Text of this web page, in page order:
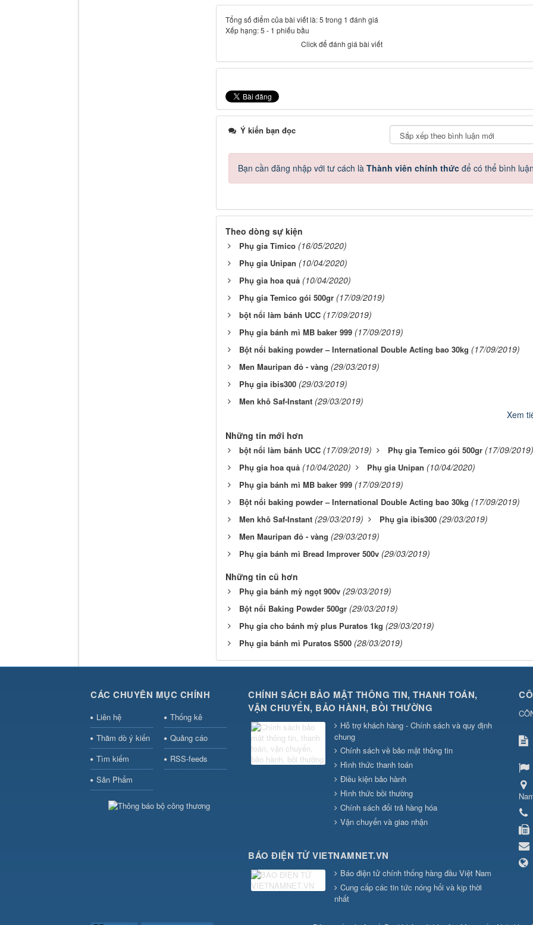
Tổng số điểm của bài viết là: 5 trong 1 đánh giá
Xếp hạng:5 - 1 phiếu bầu
Click để đánh giá bài viết
Ý kiến bạn đọc
Bạn cần đăng nhập với tư cách là Thành viên chính thứcđể có thể bình
Theo dòng sự kiện
Phụ gia Timico (16/05/2020)
Phụ gia Unipan (10/04/2020)
Phụ gia hoa quả (10/04/2020)
Phụ gia Temico gói 500gr (17/09/2019)
bột nổi làm bánh UCC (17/09/2019)
Phụ gia bánh mì MB baker 999 (17/09/2019)
Bột nổi baking powder – International Double Acting bao 30kg (17/09/2019)
Men Mauripan đỏ - vàng (29/03/2019)
Phụ gia ibis300 (29/03/2019)
Men khô Saf-Instant (29/03/2019)
Xem
Những tin mới hơn
bột nổi làm bánh UCC (17/09/2019) Phụ gia Temico gói 500gr (17/09/2019)
Phụ gia hoa quả (10/04/2020) Phụ gia Unipan (10/04/2020)
Phụ gia bánh mì MB baker 999 (17/09/2019)
Bột nổi baking powder – International Double Acting bao 30kg (17/09/2019)
Men khô Saf-Instant (29/03/2019) Phụ gia ibis300 (29/03/2019)
Men Mauripan đỏ - vàng (29/03/2019)
Phụ gia bánh mì Bread Improver 500v (29/03/2019)
Những tin cũ hơn
Phụ gia bánh mỳ ngọt 900v (29/03/2019)
Bột nổi Baking Powder 500gr (29/03/2019)
Phụ gia cho bánh mỳ plus Puratos 1kg (29/03/2019)
Phụ gia bánh mì Puratos S500 (28/03/2019)
CÁC CHUYÊN MỤC CHÍNH
Liên hệ
Thống kê
Thăm dò ý kiến
Quảng cáo
Tìm kiếm
RSS-feeds
Sản Phẩm
CHÍNH SÁCH BẢO MẬT THÔNG TIN, THANH TOÁN,
VẬN CHUYỂN, BẢO HÀNH, BỒI THƯỜNG
Hỗ trợ khách hàng - Chính sách và quy định
chung
Chính sách về bảo mật thông tin
Hình thức thanh toán
Điều kiện bảo hành
Hình thức bồi thường
Chính sách đổi trả hàng hóa
Vận chuyển và giao nhận
BÁO ĐIỆN TỬ VIETNAMNET.VN
Báo điện tử chính thống hàng đầu Việt Nam
Cung cấp các tin tức nóng hổi và kịp thời
nhất